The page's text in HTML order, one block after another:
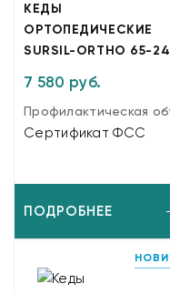
КЕДЫ
ОРТОПЕДИЧЕСКИЕ
SURSIL-ORTHO 65-
7 580 руб.
Профилактическая
Сертификат ФСС
ПОДРОБНЕЕ